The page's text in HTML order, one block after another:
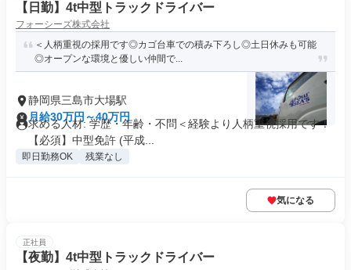
【日勤】4t中型トラックドライバー
フォーシーズ株式会社
＜人柄重視の採用です◎カゴ台車での積み下ろし◎土日休みも可能
◎オープンな環境と優しい仲間で...
静岡県三島市大場駅
月給30万円～40万円
求める人材: 学歴・年齢・不問＜経験より人柄重視採用です！
【必須】中型免許 (平成...
即日勤務OK 残業なし
気になる
正社員
【夜勤】4t中型トラックドライバー